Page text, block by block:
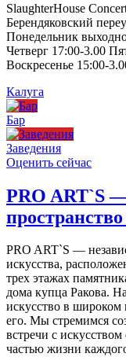
SlaughterHouse
Берендяковский
Понедельник
Четверг 17:00-3.00
Воскресенье 15:00-
Калуга
Бар
Заведения
Оценить сейчас
PRO ART`S
PRO ART`S —
искусства,
трех этажах
дома купца Ракова.
искусство в широком
его. Мы стремимся
встречи с
частью жизни